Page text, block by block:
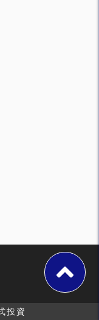
投資